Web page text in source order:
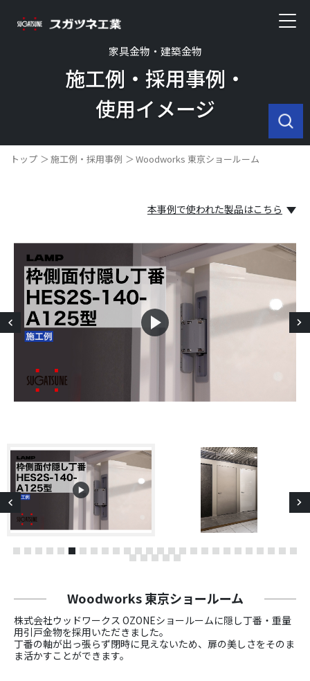
家具金物・建築金物
施工例・採用事例・
使用イメージ
トップ 施工例・採用事例 Woodworks 東京ショールーム
本事例で使われた製品はこちら
Previous
1 2 3 4 5 6 7 8 9 10 11 12 13 14 15 16 17 18 19 20 21 22 23 24 25
27 28 29 30 31
Woodworks 東京ショールーム
株式会社ウッドワークス OZONEショールームに隠し丁番・重量
用引戸金物を採用いただきました。
丁番の軸が出っ張らず閉時に見えないため、扉の美しさをそのま
ま活かすことができます。